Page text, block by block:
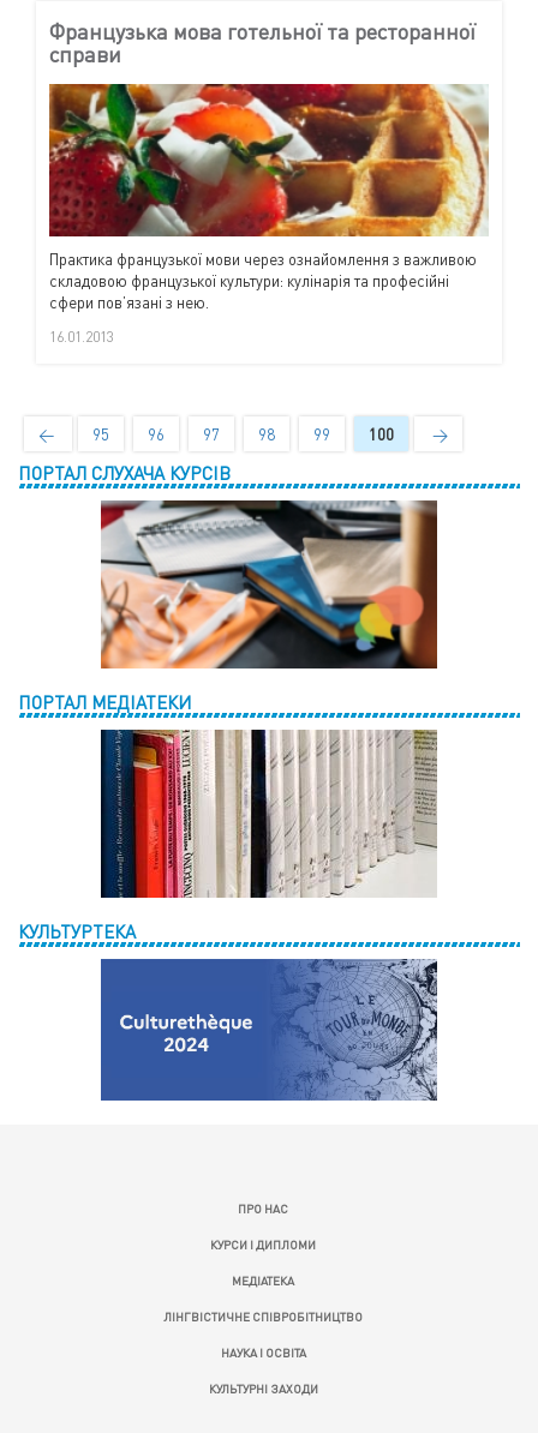
Французька мова готельної та ресторанної
справи
Практика французької мови через ознайомлення з важливою
складовою французької культури: кулінарія та професійні
сфери пов’язані з нею.
16.01.2013
← 95 96 97 98 99 100 →
ПОРТАЛ СЛУХАЧА КУРСІВ
ПОРТАЛ МЕДІАТЕКИ
КУЛЬТУРТЕКА
ПРО НАС
КУРСИ І ДИПЛОМИ
МЕДІАТЕКА
ЛІНГВІСТИЧНЕ СПІВРОБІТНИЦТВО
НАУКА І ОСВІТА
КУЛЬТУРНІ ЗАХОДИ